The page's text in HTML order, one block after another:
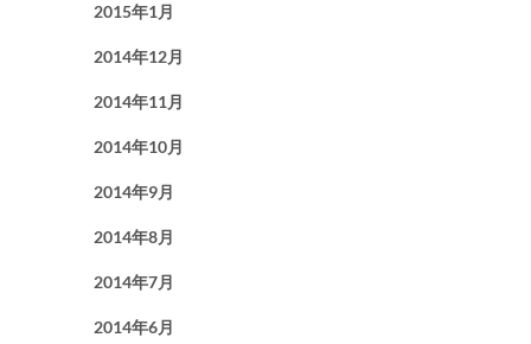
2015年1月
2014年12月
2014年11月
2014年10月
2014年9月
2014年8月
2014年7月
2014年6月